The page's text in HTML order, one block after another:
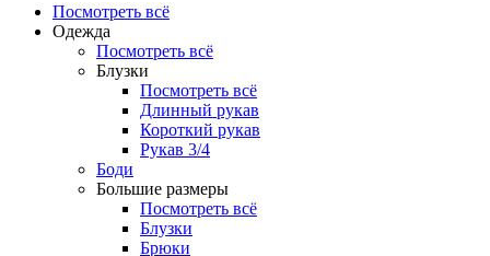
Посмотреть всё
Одежда
Посмотреть всё
Блузки
Посмотреть всё
Длинный рукав
Короткий рукав
Рукав 3/4
Боди
Большие размеры
Посмотреть всё
Блузки
Брюки